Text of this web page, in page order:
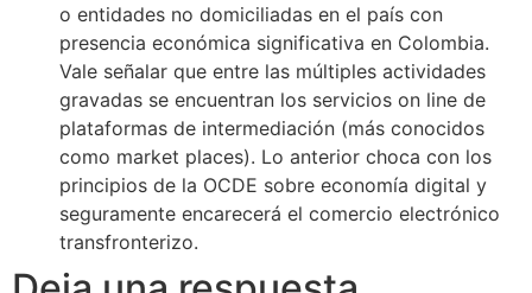
o entidades no domiciliadas en el país con
presencia económica significativa en Colombia.
Vale señalar que entre las múltiples actividades
gravadas se encuentran los servicios on line de
plataformas de intermediación (más conocidos
como market places). Lo anterior choca con los
principios de la OCDE sobre economía digital y
seguramente encarecerá el comercio electrónico
transfronterizo.